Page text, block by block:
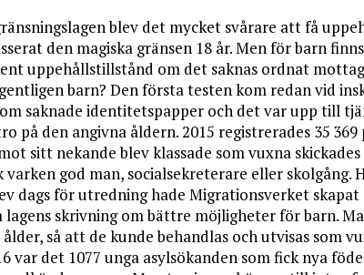
blev det mycket svårare att få
den magiska gränsen 18 år. Men för barn
uppehållstillstånd om det saknas ordnat
barn? Den första testen kom redan vid
saknade identitetspapper och det var upp till
på den angivna åldern. 2015 registrerades 35
sitt nekande blev klassade som vuxna
varken god man, socialsekreterare eller skolgång.
dags för utredning hade Migrationsverket
lagens skrivning om bättre möjligheter för barn.
så att de kunde behandlas och utvisas som
var det 1077 unga asylsökanden som fick nya